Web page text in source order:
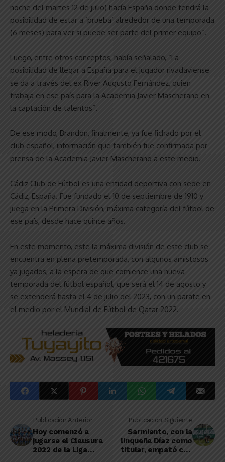
noche del martes 12 de julio) hacía España donde tendrá la
posibilidad de estar a ’prueba’ alrededor de una temporada
(6 meses) para ver si puede ser parte del primer equipo”.
Luego, entre otros conceptos, había señalado, “La
posibilidad de llegar a España para el jugador rivadaviense
se da a través del ex River Augusto Fernández, quien
trabaja en ese país para la Academia Javier Mascherano en
la captación de talentos”.
De ese modo, Brandon, finalmente, ya fue fichado por el
club español, información que también fue confirmada por
prensa de la Academia Javier Mascherano a este medio.
Cádiz Club de Fútbol es una entidad deportiva con sede en
Cádiz, España. Fue fundado el 10 de septiembre de 1910 y
juega en la Primera División, máxima categoría del fútbol de
ese país, desde hace quince años.
En este momento, este la máxima división de este club se
encuentra en plena pretemporada, con algunos amistosos
ya jugados, a la espera de que comience una nueva
temporada del fútbol español, que será el 14 de agosto y
se extenderá hasta el 4 de julio del 2023, con un parate en
el medio por el Mundial de Fútbol de Qatar 2022.
Publicación Anterior
Hoy comenzó a
jugarse el Clausura
2022 de la Liga
Publicación Siguiente
Sarmiento, con la
linqueña Díaz como
titular, empató con